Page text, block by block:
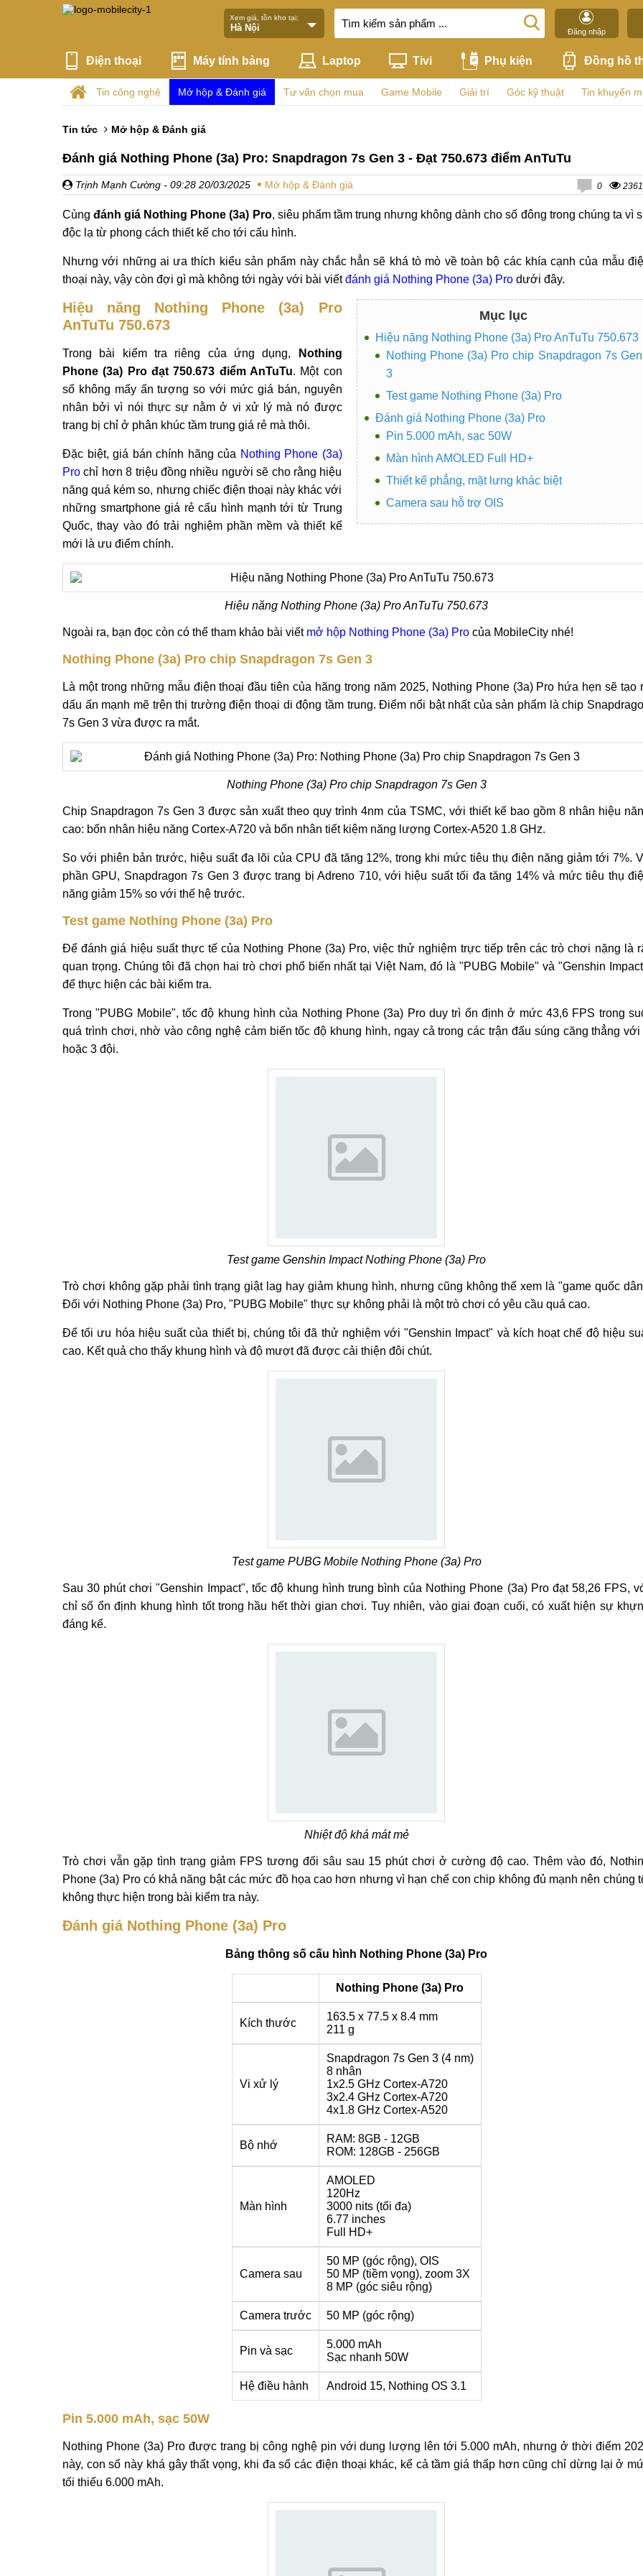
Xem giá, tồn kho tại:
Đăng nhập
Điện thoại Máy tính bảng Laptop Tivi Phụ kiện Đồng hồ
Tin công nghệ Mở hộp & Đánh giá Tư vấn chọn mua Game Mobile Giải trí Góc kỹ thuật Tin khuyến
Tin tức Mở hộp & Đánh giá
Đánh giá Nothing Phone (3a) Pro: Snapdragon 7s Gen 3 - Đạt 750.673 điểm AnTuTu
Trịnh Mạnh Cường - 09:28 20/03/2025 Mở hộp & Đánh giá 0 2361
Cùngđánh giá Nothing Phone (3a) Pro, siêu phẩm tầm trung nhưng không dành cho số đông trong chúng ta vì
độc lạ từ phong cách thiết kế cho tới cấu hình.
Nhưng với những ai ưa thích kiểu sản phẩm này chắc hẳn sẽ khá tò mò về toàn bộ các khía cạnh của mẫu
thoại này, vậy còn đợi gì mà không tới ngày với bài viếtđánh giá Nothing Phone (3a) Pro dưới đây.
Mục lục
Hiệu năng Nothing Phone (3a) Pro AnTuTu 750.673
Nothing Phone (3a) Pro chip Snapdragon 7s Gen
3
Test game Nothing Phone (3a) Pro
Đánh giá Nothing Phone (3a) Pro
Pin 5.000 mAh, sạc 50W
Màn hình AMOLED Full HD+
Thiết kế phẳng, mặt lưng khác biệt
Camera sau hỗ trợ OIS
Hiệu năng Nothing Phone (3a) Pro
AnTuTu 750.673
Trong bài kiểm tra riêng của ứng dụng,
Nothing
Phone (3a) Pro đạt 750.673 điểm AnTuTu. Một con
số không mấy ấn tượng so với mức giá bán, nguyên
nhân bởi vì nói thực sự nằm ở vi xử lý mà nó được
trang bị chỉ ở phân khúc tầm trung giá rẻ mà thôi.
Đặc biệt, giá bán chính hãng của Nothing Phone (3a)
Pro chỉ hơn 8 triệu đồng nhiều người sẽ cho rằng hiệu
năng quá kém so, nhưng chiếc điện thoại này khác với
những smartphone giá rẻ cấu hình mạnh tới từ Trung
Quốc, thay vào đó trải nghiệm phần mềm và thiết kế
mới là ưu điểm chính.
Hiệu năng Nothing Phone (3a) Pro AnTuTu 750.673
Ngoài ra, bạn đọc còn có thể tham khảo bài viết mở hộp Nothing Phone (3a) Pro của MobileCity nhé!
Nothing Phone (3a) Pro chip Snapdragon 7s Gen 3
Là một trong những mẫu điện thoại đầu tiên của hãng trong năm 2025, Nothing Phone (3a) Pro hứa hẹn sẽ tạo
dấu ấn mạnh mẽ trên thị trường điện thoại di động tầm trung. Điểm nổi bật nhất của sản phẩm là chip
7s Gen 3 vừa được ra mắt.
Nothing Phone (3a) Pro chip Snapdragon 7s Gen 3
Chip Snapdragon 7s Gen 3 được sản xuất theo quy trình 4nm của TSMC, với thiết kế bao gồm 8 nhân hiệu
cao: bốn nhân hiệu năng Cortex-A720 và bốn nhân tiết kiệm năng lượng Cortex-A520 1.8 GHz.
So với phiên bản trước, hiệu suất đa lõi của CPU đã tăng 12%, trong khi mức tiêu thụ điện năng giảm tới 7%.
phần GPU, Snapdragon 7s Gen 3 được trang bị Adreno 710, với hiệu suất tối đa tăng 14% và mức tiêu thụ
năng giảm 15% so với thế hệ trước.
Test game Nothing Phone (3a) Pro
Để đánh giá hiệu suất thực tế của Nothing Phone (3a) Pro, việc thử nghiệm trực tiếp trên các trò chơi nặng là
quan trọng. Chúng tôi đã chọn hai trò chơi phổ biến nhất tại Việt Nam, đó là "PUBG Mobile" và "Genshin
để thực hiện các bài kiểm tra.
Trong "PUBG Mobile", tốc độ khung hình của Nothing Phone (3a) Pro duy trì ổn định ở mức 43,6 FPS trong
quá trình chơi, nhờ vào công nghệ cảm biến tốc độ khung hình, ngay cả trong các trận đấu súng căng thẳng với
hoặc 3 đội.
Test game Genshin Impact Nothing Phone (3a) Pro
Trò chơi không gặp phải tình trạng giật lag hay giảm khung hình, nhưng cũng không thể xem là "game quốc
Đối với Nothing Phone (3a) Pro, "PUBG Mobile" thực sự không phải là một trò chơi có yêu cầu quá cao.
Để tối ưu hóa hiệu suất của thiết bị, chúng tôi đã thử nghiệm với "Genshin Impact" và kích hoạt chế độ hiệu
cao. Kết quả cho thấy khung hình và độ mượt đã được cải thiện đôi chút.
Test game PUBG Mobile Nothing Phone (3a) Pro
Sau 30 phút chơi "Genshin Impact", tốc độ khung hình trung bình của Nothing Phone (3a) Pro đạt 58,26 FPS,
chỉ số ổn định khung hình tốt trong hầu hết thời gian chơi. Tuy nhiên, vào giai đoạn cuối, có xuất hiện sự
đáng kể.
Nhiệt độ khá mát mẻ
Trò chơi vẫn gặp tình trạng giảm FPS tương đối sâu sau 15 phút chơi ở cường độ cao. Thêm vào đó,
Phone (3a) Pro có khả năng bật các mức đồ họa cao hơn nhưng vì hạn chế con chip không đủ mạnh nên chúng
không thực hiện trong bài kiểm tra này.
Đánh giá Nothing Phone (3a) Pro
Bảng thông số cấu hình Nothing Phone (3a) Pro
Nothing Phone (3a) Pro
Kích thước
163.5 x 77.5 x 8.4 mm
211 g
Vi xử lý
Snapdragon 7s Gen 3 (4 nm)
8 nhân
1x2.5 GHz Cortex-A720
3x2.4 GHz Cortex-A720
4x1.8 GHz Cortex-A520
Bộ nhớ
RAM: 8GB - 12GB
ROM: 128GB - 256GB
Màn hình
AMOLED
120Hz
3000 nits (tối đa)
6.77 inches
Full HD+
Camera sau
50 MP (góc rộng), OIS
50 MP (tiềm vọng), zoom 3X
8 MP (góc siêu rộng)
Camera trước 50 MP (góc rộng)
Pin và sạc
5.000 mAh
Sạc nhanh 50W
Hệ điều hành Android 15, Nothing OS 3.1
Pin 5.000 mAh, sạc 50W
Nothing Phone (3a) Pro được trang bị công nghệ pin với dung lượng lên tới 5.000 mAh, nhưng ở thời điểm
này, con số này khá gây thất vọng, khi đa số các điện thoại khác, kể cả tầm giá thấp hơn cũng chỉ dừng lại ở
tối thiểu 6.000 mAh.